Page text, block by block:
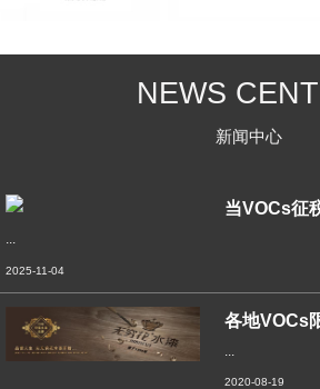
NEWS
新闻中心
2025-11-04
2020-08-19